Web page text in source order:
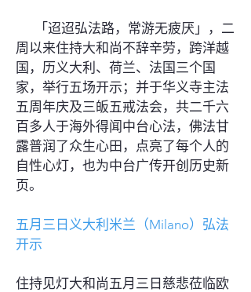
「迢迢弘法路，常游无疲厌」，二
周以来住持大和尚不辞辛劳，跨洋越
国，历义大利、荷兰、法国三个国
家，举行五场开示；并于华义寺主法
五周年庆及三皈五戒法会，共二千六
百多人于海外得闻中台心法，佛法甘
露普润了众生心田，点亮了每个人的
自性心灯，也为中台广传开创历史新
页。
五月三日义大利米兰（Milano）弘法
开示
住持见灯大和尚五月三日慈悲莅临欧